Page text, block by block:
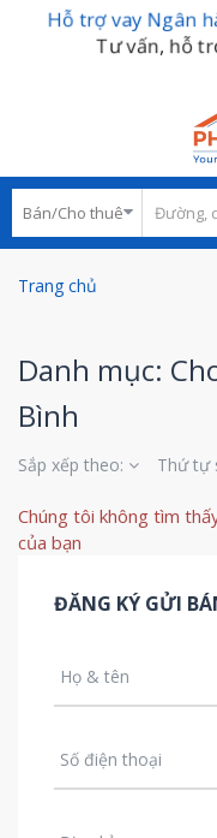
Hỗ trợ vay Ngân
Tư vấn, hỗ
Trang chủ
Danh mục:
Bình
Sắp xếp theo: Thứ tự
Chúng tôi không tìm
của bạn
ĐĂNG KÝ GỬI